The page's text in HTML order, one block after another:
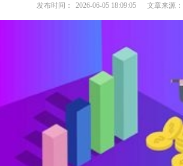
发布时间： 2026-06-05 18:09:05 文章来源：